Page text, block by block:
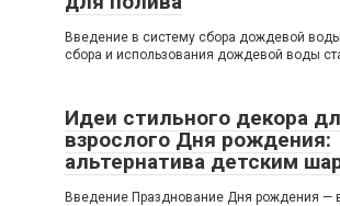
Введение в систему сбора дождевой
сбора и использования дождевой воды
Идеи стильного декора
взрослого Дня рождения:
альтернатива детским
Введение Празднование Дня рождения —